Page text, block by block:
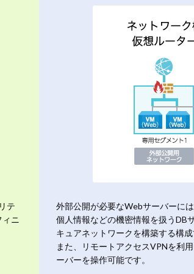
テ
ニ
外部公開が必要なWebサーバーに
個人情報などの機密情報を扱うDB
キュアネットワークを構築する構成
また、リモートアクセスVPNを利
ーバーを操作可能です。